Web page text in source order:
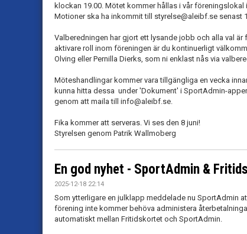
klockan 19.00. Mötet kommer hållas i vår föreningslokal
Motioner ska ha inkommit till styrelse@aleibf.se senast
Valberedningen har gjort ett lysande jobb och alla val
aktivare roll inom föreningen är du kontinuerligt
Olving eller Pernilla Dierks, som ni enklast nås via
Möteshandlingar kommer vara tillgängliga en vecka
kunna hitta dessa under 'Dokument' i SportAdmin-
genom att maila till info@aleibf.se.
Fika kommer att serveras. Vi ses den 8 juni!
Styrelsen genom Patrik Wallmoberg
En god nyhet - SportAdmin &
2025-12-18 22:14
Som ytterligare en julklapp meddelade nu SportAdmin
förening inte kommer behöva administera
automatiskt mellan Fritidskortet och SportAdmin.